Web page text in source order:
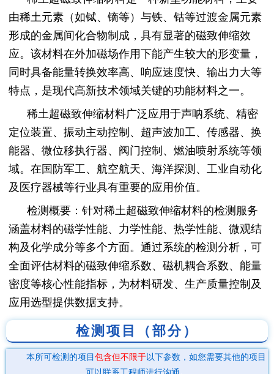
由稀土元素（如铽、镝等）与铁、钴等过渡金属元素
形成的金属间化合物制成，具有显著的磁致伸缩效
应。该材料在外加磁场作用下能产生较大的形变量，
同时具备能量转换效率高、响应速度快、输出力大等
特点，是现代高新技术领域关键的功能材料之一。
稀土超磁致伸缩材料广泛应用于声呐系统、精密
定位装置、振动主动控制、超声波加工、传感器、换
能器、微位移执行器、阀门控制、燃油喷射系统等领
域。在国防军工、航空航天、海洋探测、工业自动化
及医疗器械等行业具有重要的应用价值。
检测概要：针对稀土超磁致伸缩材料的检测服务
涵盖材料的磁学性能、力学性能、热学性能、微观结
构及化学成分等多个方面。通过系统的检测分析，可
全面评估材料的磁致伸缩系数、磁机耦合系数、能量
密度等核心性能指标，为材料研发、生产质量控制及
应用选型提供数据支持。
检测项目（部分）
本所可检测的项目 包含但不限于以下参数，如您需要其他的项目